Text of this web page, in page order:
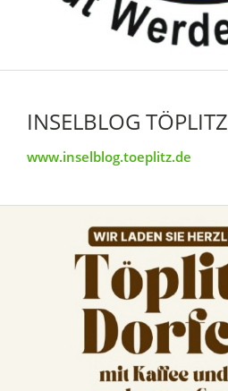
INSELBLOG TÖPLITZ
www.inselblog.toeplitz.de